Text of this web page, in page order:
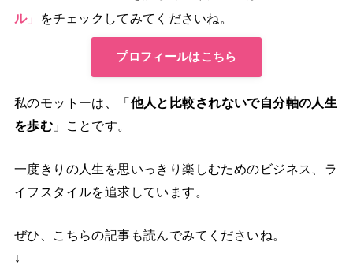
ル」 をチェックしてみてくださいね。
プロフィールはこちら
私のモットーは、「他人と比較されないで自分軸の人生
を歩む 」ことです。
一度きりの人生を思いっきり楽しむためのビジネス、ラ
イフスタイルを追求しています。
ぜひ、こちらの記事も読んでみてくださいね。
↓